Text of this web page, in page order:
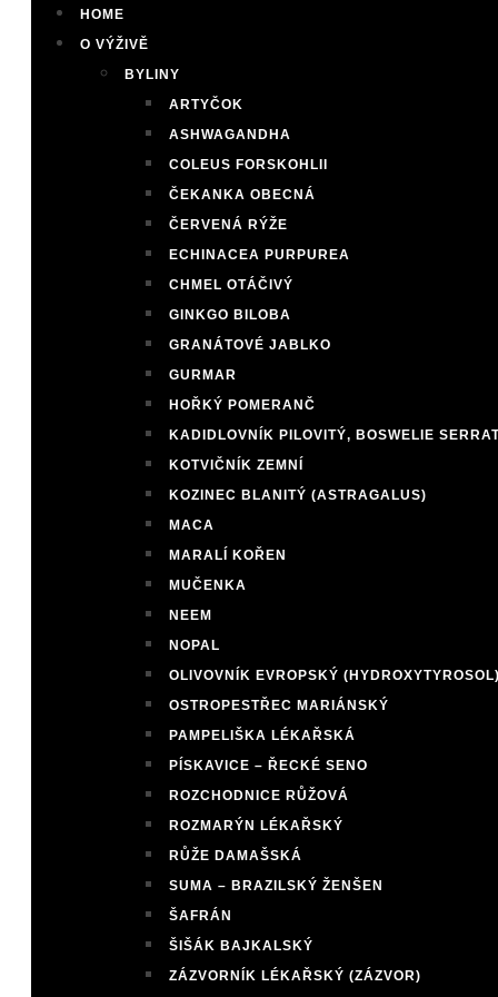
HOME
O VÝŽIVĚ
BYLINY
ARTYČOK
ASHWAGANDHA
COLEUS FORSKOHLII
ČEKANKA OBECNÁ
ČERVENÁ RÝŽE
ECHINACEA PURPUREA
CHMEL OTÁČIVÝ
GINKGO BILOBA
GRANÁTOVÉ JABLKO
GURMAR
HOŘKÝ POMERANČ
KADIDLOVNÍK PILOVITÝ, BOSWELIE
KOTVIČNÍK ZEMNÍ
KOZINEC BLANITÝ (ASTRAGALUS)
MACA
MARALÍ KOŘEN
MUČENKA
NEEM
NOPAL
OLIVOVNÍK EVROPSKÝ
OSTROPESTŘEC MARIÁNSKÝ
PAMPELIŠKA LÉKAŘSKÁ
PÍSKAVICE – ŘECKÉ SENO
ROZCHODNICE RŮŽOVÁ
ROZMARÝN LÉKAŘSKÝ
RŮŽE DAMAŠSKÁ
SUMA – BRAZILSKÝ ŽENŠEN
ŠAFRÁN
ŠIŠÁK BAJKALSKÝ
ZÁZVORNÍK LÉKAŘSKÝ (ZÁZVOR)